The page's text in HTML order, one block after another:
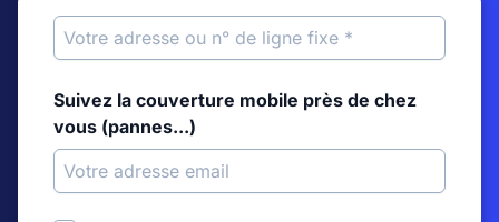
Suivez la couverture mobile près de chez
vous (pannes...)